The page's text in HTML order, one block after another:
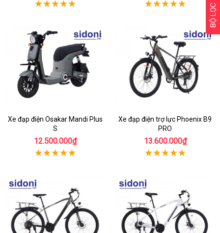
Xe đạp điện Osakar Mandi Plus
S
12.500.000₫
Xe đạp điện trợ lực Phoenix B9
PRO
13.600.000₫
BỘ LỌC